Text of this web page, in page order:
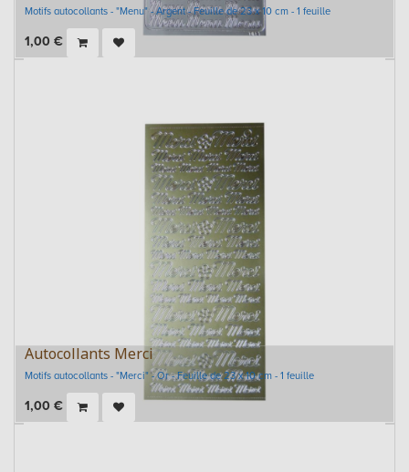
Motifs autocollants - "Menu" - Argent - Feuille de 23 x 10 cm - 1 feuille
1,00 €
Autocollants Merci
Motifs autocollants - "Merci" - Or - Feuille de 23 x 10 cm - 1 feuille
1,00 €